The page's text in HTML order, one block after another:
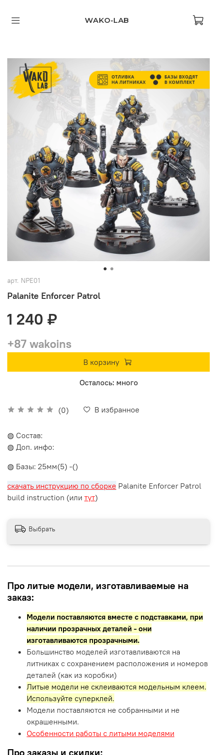
WAKO-LAB
арт. NPE01
Palanite Enforcer Patrol
(0) В избранное
1 240 ₽
+87 wakoins
В корзину
Осталось: много
◍ Состав:
◍ Доп. инфо:
◍ Базы: 25мм(5) -()
скачать инструкцию по сборке Palanite Enforcer Patrol
build instruction (или тут)
Выбрать
Про литые модели, изготавливаемые на
заказ:
Модели поставляются вместе с подставками, при
наличии прозрачных деталей - они
изготавливаются прозрачными.
Большинство моделей изготавливаются на
литниках с сохранением расположения и номеров
деталей (как из коробки)
Литые модели не склеиваются модельным клеем.
Используйте суперклей.
Модели поставляются не собранными и не
окрашенными.
Особенности работы с литыми моделями
Про заказы и скидки: